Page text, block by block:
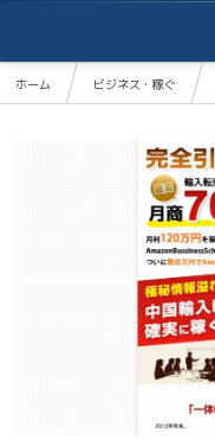
ホーム ビジネス・稼ぐ